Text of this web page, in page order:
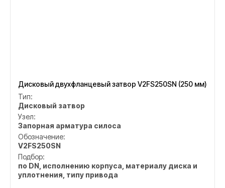
Дисковый двухфланцевый затвор V2FS250SN (250 мм)
Тип:
Дисковый затвор
Узел:
Запорная арматура силоса
Обозначение:
V2FS250SN
Подбор:
по DN, исполнению корпуса, материалу диска и
уплотнения, типу привода